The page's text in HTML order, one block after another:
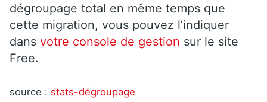
dégroupage total en même temps que
cette migration, vous pouvez l’indiquer
dans votre console de gestion sur le site
Free.
source : stats-dégroupage